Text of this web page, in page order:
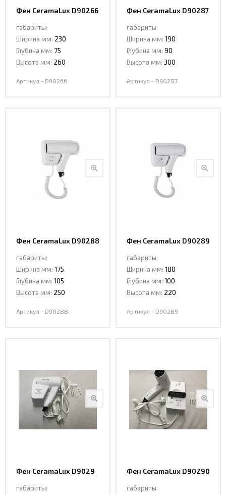
Фен CeramaLux D90266
габариты:
Ширина мм: 230
Глубина мм: 75
Высота мм: 260
Артикул - D90266
Фен CeramaLux D90287
габариты:
Ширина мм: 190
Глубина мм: 90
Высота мм: 300
Артикул - D90287
Фен CeramaLux D90288
габариты:
Ширина мм: 175
Глубина мм: 105
Высота мм: 250
Артикул - D90288
Фен CeramaLux D90289
габариты:
Ширина мм: 180
Глубина мм: 100
Высота мм: 220
Артикул - D90289
Фен CeramaLux D9029
габариты:
Фен CeramaLux D90290
габариты: